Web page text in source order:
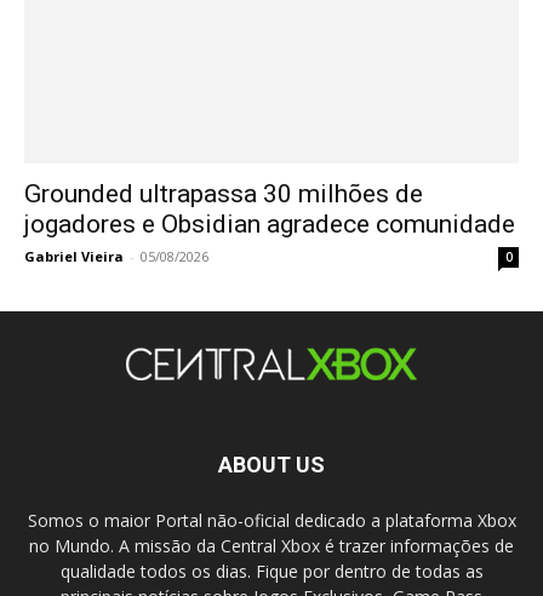
Grounded ultrapassa 30 milhões de
jogadores e Obsidian agradece comunidade
Gabriel Vieira - 05/08/2026 0
ABOUT US
Somos o maior Portal não-oficial dedicado a plataforma Xbox
no Mundo. A missão da Central Xbox é trazer informações de
qualidade todos os dias. Fique por dentro de todas as